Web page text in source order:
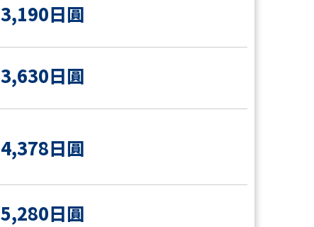
3,190日圓
3,630日圓
4,378日圓
5,280日圓